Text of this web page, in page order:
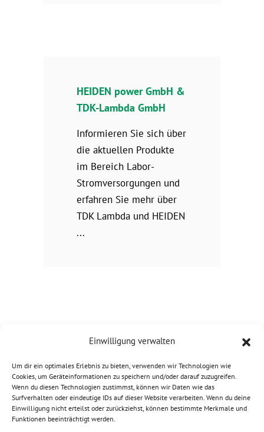
Einwilligung verwalten
Um dir ein optimales Erlebnis zu bieten, verwenden wir Technologien wie
Cookies, um Geräteinformationen zu speichern und/oder darauf zuzugreifen.
Wenn du diesen Technologien zustimmst, können wir Daten wie das
Surfverhalten oder eindeutige IDs auf dieser Website verarbeiten. Wenn du deine
Einwilligung nicht erteilst oder zurückziehst, können bestimmte Merkmale und
Funktionen beeinträchtigt werden.
HEIDEN power GmbH &
TDK-Lambda GmbH
Informieren Sie sich über
die aktuellen Produkte
im Bereich Labor-
Stromversorgungen und
erfahren Sie mehr über
TDK Lambda und HEIDEN
© 2026 HEIDEN power GmbH |